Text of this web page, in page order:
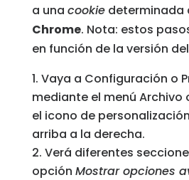
a una cookiedeterminada
Chrome. Nota: estos
en función de la versión
Vaya a Configuración o
mediante el menú Archivo
el icono de
arriba a la derecha.
Verá diferentes
opción Mostrar opciones